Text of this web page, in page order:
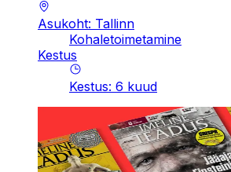
Asukoht: Tallinn
Kohaletoimetamine
Kestus
Kestus: 6 kuud